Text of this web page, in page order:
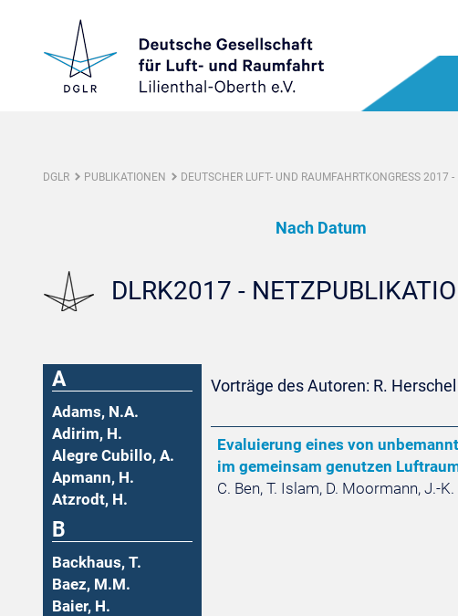
DGLR PUBLIKATIONEN DEUTSCHER LUFT- UND RAUMFAHRTKONGRESS 2017
Nach Datum
DLRK2017 -
A
Adams, N.A.
Adirim, H.
Alegre Cubillo, A.
Apmann, H.
Atzrodt, H.
B
Backhaus, T.
Baez, M.M.
Baier, H.
Vorträge des Autoren: R. Herschel
Evaluierung eines von
im gemeinsam genutzen
C. Ben, T. Islam, D. Moormann, J.-